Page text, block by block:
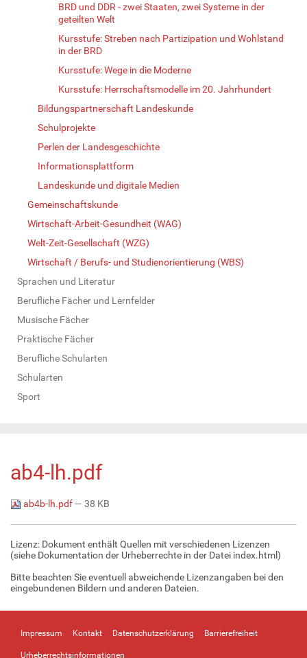
BRD und DDR - zwei Staaten, zwei Systeme in der
geteilten Welt
Kursstufe: Streben nach Partizipation und Wohlstand
in der BRD
Kursstufe: Wege in die Moderne
Kursstufe: Herrschaftsmodelle im 20. Jahrhundert
Bildungspartnerschaft Landeskunde
Schulprojekte
Perlen der Landesgeschichte
Informationsplattform
Landeskunde und digitale Medien
Gemeinschaftskunde
Wirtschaft-Arbeit-Gesundheit (WAG)
Welt-Zeit-Gesellschaft (WZG)
Wirtschaft / Berufs- und Studienorientierung (WBS)
Sprachen und Literatur
Berufliche Fächer und Lernfelder
Musische Fächer
Praktische Fächer
Berufliche Schularten
Schularten
Sport
ab4-lh.pdf
ab4b-lh.pdf— 38 KB
Lizenz: Dokument enthält Quellen mit verschiedenen Lizenzen
(siehe Dokumentation der Urheberrechte in der Datei index.html)
Bitte beachten Sie eventuell abweichende Lizenzangaben bei den
eingebundenen Bildern und anderen Dateien.
Impressum Kontakt Datenschutzerklärung Barrierefreiheit
Urheberrechtsinformationen